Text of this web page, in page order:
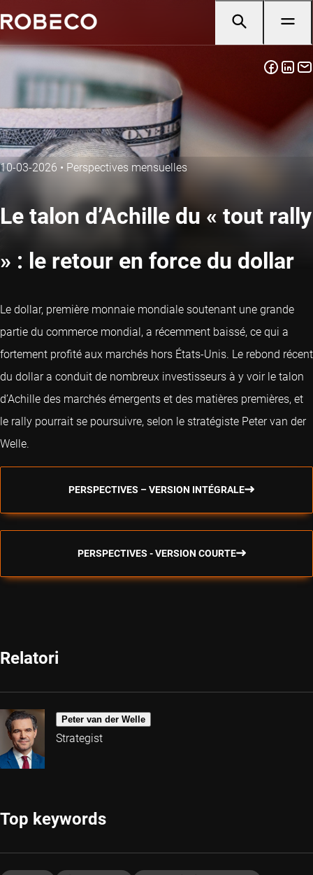
10-03-2026 • Perspectives mensuelles
Le talon d’Achille du « tout rally
» : le retour en force du dollar
Le dollar, première monnaie mondiale soutenant une grande
partie du commerce mondial, a récemment baissé, ce qui a
fortement profité aux marchés hors États-Unis. Le rebond récent
du dollar a conduit de nombreux investisseurs à y voir le talon
d’Achille des marchés émergents et des matières premières, et
le rally pourrait se poursuivre, selon le stratégiste Peter van der
Welle.
PERSPECTIVES – VERSION INTÉGRALE
PERSPECTIVES - VERSION COURTE
Relatori
Peter van der Welle
Strategist
Top keywords